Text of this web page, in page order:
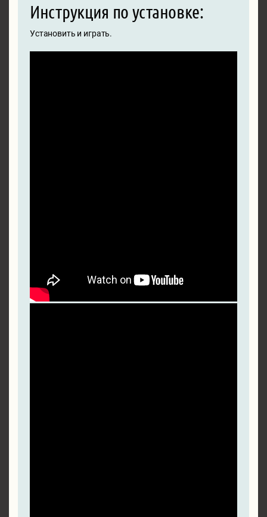
Инструкция по установке:
Установить и играть.